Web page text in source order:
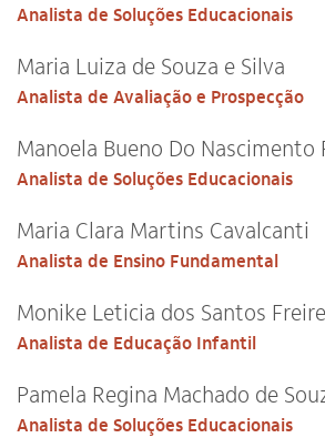
Analista de Soluções Educacionais
Maria Luiza de Souza e Silva
Analista de Avaliação e Prospecção
Manoela Bueno Do Nascimento
Analista de Soluções Educacionais
Maria Clara Martins Cavalcanti
Analista de Ensino Fundamental
Monike Leticia dos Santos Freire
Analista de Educação Infantil
Pamela Regina Machado de
Analista de Soluções Educacionais